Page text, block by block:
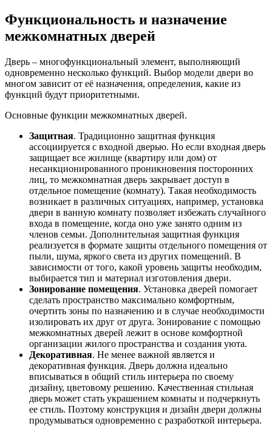
Функциональность и назначение
межкомнатных дверей
Дверь – многофункциональный элемент, выполняющий
одновременно несколько функций. Выбор модели двери во
многом зависит от её назначения, определения, какие из
функций будут приоритетными.
Основные функции межкомнатных дверей.
Защитная. Традиционно защитная функция
ассоциируется с входной дверью. Но если входная дверь
защищает все жилище (квартиру или дом) от
несанкционированного проникновения посторонних
лиц, то межкомнатная дверь закрывает доступ в
отдельное помещение (комнату). Такая необходимость
возникает в различных ситуациях, например, установка
двери в ванную комнату позволяет избежать случайного
входа в помещение, когда оно уже занято одним из
членов семьи. Дополнительная защитная функция
реализуется в формате защиты отдельного помещения от
пыли, шума, яркого света из других помещений. В
зависимости от того, какой уровень защиты необходим,
выбирается тип и материал изготовления двери.
Зонирование помещения. Установка дверей помогает
сделать пространство максимально комфортным,
очертить зоны по назначению и в случае необходимости
изолировать их друг от друга. Зонирование с помощью
межкомнатных дверей лежит в основе комфортной
организации жилого пространства и создания уюта.
Декоративная. Не менее важной является и
декоративная функция. Дверь должна идеально
вписываться в общий стиль интерьера по своему
дизайну, цветовому решению. Качественная стильная
дверь может стать украшением комнаты и подчеркнуть
ее стиль. Поэтому конструкция и дизайн двери должны
продумываться одновременно с разработкой интерьера.